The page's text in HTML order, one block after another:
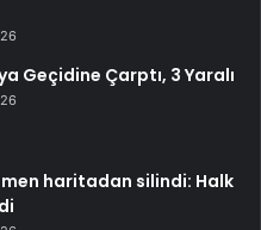
Geçidine Çarptı, 3 Yaralı
haritadan silindi: Halk